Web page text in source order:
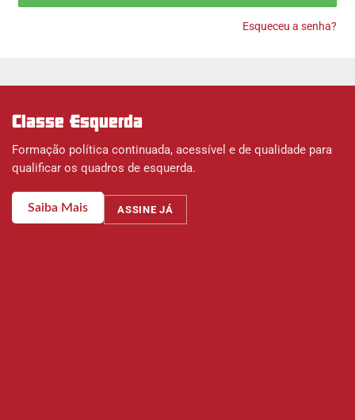
Esqueceu a senha?
Classe Esquerda
Formação política continuada, acessível e de qualidade para
qualificar os quadros de esquerda.
Saiba Mais ASSINE JÁ